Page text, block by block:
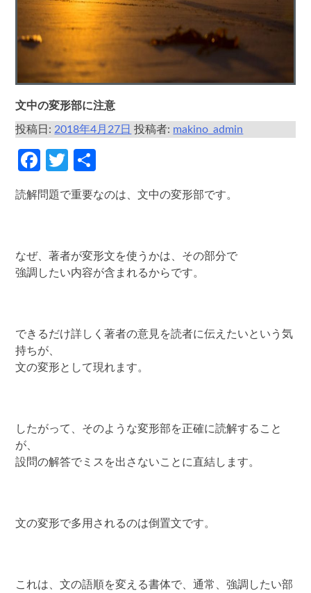
文中の変形部に注意
投稿日:2018年4月27日 投稿者: makino_admin
Facebook
Twitter
読解問題で重要なのは、文中の変形部です。
なぜ、著者が変形文を使うかは、その部分で
強調したい内容が含まれるからです。
できるだけ詳しく著者の意見を読者に伝えたいという気
持ちが、
文の変形として現れます。
したがって、そのような変形部を正確に読解すること
が、
設問の解答でミスを出さないことに直結します。
文の変形で多用されるのは倒置文です。
これは、文の語順を変える書体で、通常、強調したい部